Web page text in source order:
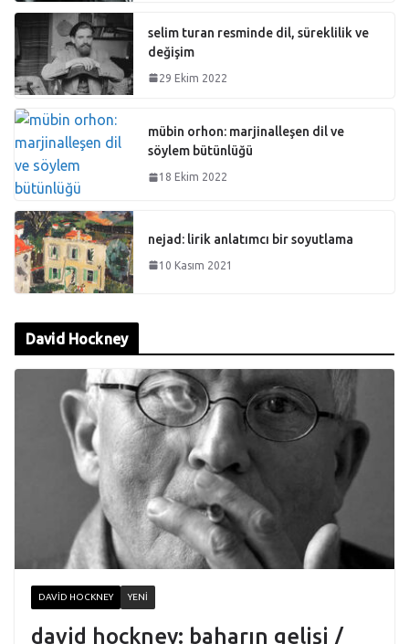
selim turan resminde dil, süreklilik ve
değişim
29 Ekim 2022
mübin orhon: marjinalleşen dil ve
söylem bütünlüğü
18 Ekim 2022
nejad: lirik anlatımcı bir soyutlama
10 Kasım 2021
David Hockney
DAVID HOCKNEY YENI
david hockney: baharın gelişi /